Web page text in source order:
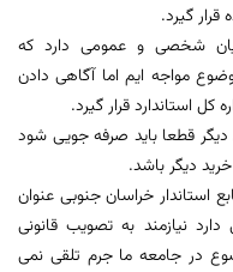
گیرد.
زیان شخصی و عمومی دارد که
مواجه ایم اما آگاهی دادن
کل استاندارد قرار گیرد.
قطعا باید صرفه جویی شود
دیگر باشد.
استاندار خراسان جنوبی عنوان
نیازمند به تصویب قانونی
در جامعه ما جرم تلقی نمی